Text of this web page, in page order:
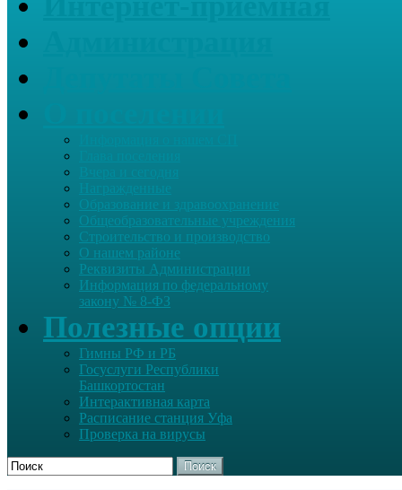
Награжденные
Образование и здравоохранение
Общеобразовательные учреждения
Строительство и производство
О нашем районе
Реквизиты Администрации
Информация по федеральному
закону № 8-ФЗ
Полезные опции
Гимны РФ и РБ
Госуслуги Республики
Башкортостан
Интерактивная карта
Расписание станция Уфа
Проверка на вирусы
Поиск